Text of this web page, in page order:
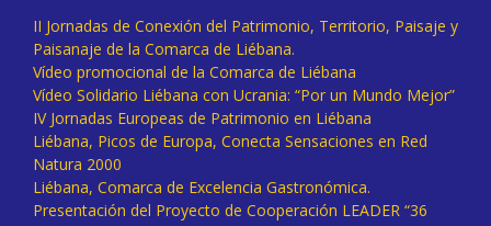
II Jornadas de Conexión del Patrimonio, Territorio, Paisaje y
Paisanaje de la Comarca de Liébana.
Vídeo promocional de la Comarca de Liébana
Vídeo Solidario Liébana con Ucrania: “Por un Mundo Mejor”
IV Jornadas Europeas de Patrimonio en Liébana
Liébana, Picos de Europa, Conecta Sensaciones en Red
Natura 2000
Liébana, Comarca de Excelencia Gastronómica.
Presentación del Proyecto de Cooperación LEADER “36